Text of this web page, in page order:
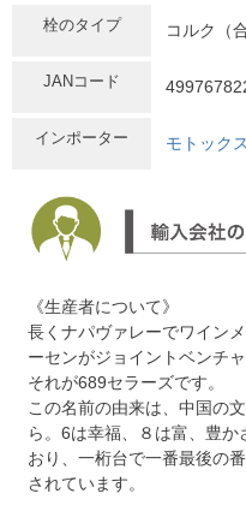
栓のタイプ コルク（
JANコード
インポーター モトックス
《生産者について》
長くナパヴァレーでワイン
ーセンがジョイントベンチ
それが689セラーズです。
この名前の由来は、中国の
ら。6は幸福、８は富、豊
おり、一桁台で一番最後の
されています。